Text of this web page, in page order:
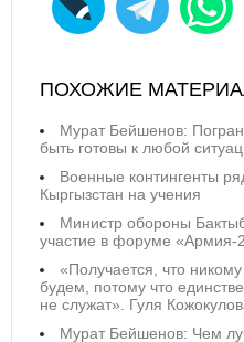
ПОХОЖИЕ
Мурат Бейшенов:
быть готовы к любой
Военные контингенты
Кыргызстан на учения
Министр обороны
участие в форуме «Армия-
«Получается, что
будем, потому что
не служат». Гуля
Мурат Бейшенов: Чем